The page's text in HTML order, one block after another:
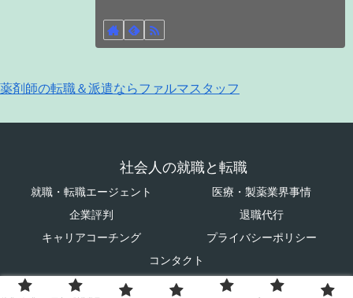
薬剤師の転職＆派遣ならファルマスタッフ
社会人の就職と転職
就職・転職エージェント
医療・製薬業界事情
企業評判
退職代行
キャリアコーチング
プライバシーポリシー
コンタクト
© 2023 社会人の就職と転職.